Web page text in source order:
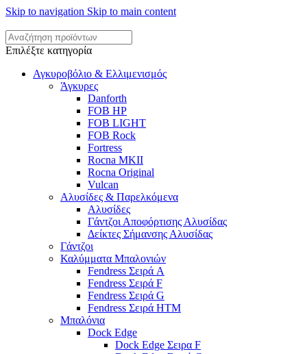
Skip to navigation Skip to main content
Επιλέξτε κατηγορία
Αγκυροβόλιο & Ελλιμενισμός
Άγκυρες
Danforth
FOB HP
FOB LIGHT
FOB Rock
Fortress
Rocna MKII
Rocna Original
Vulcan
Αλυσίδες & Παρελκόμενα
Αλυσίδες
Γάντζοι Αποφόρτισης Αλυσίδας
Δείκτες Σήμανσης Αλυσίδας
Γάντζοι
Καλύμματα Μπαλονιών
Fendress Σειρά A
Fendress Σειρά F
Fendress Σειρά G
Fendress Σειρά HTM
Μπαλόνια
Dock Edge
Dock Edge Σειρα F